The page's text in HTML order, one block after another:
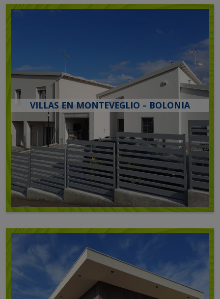
VILLAS EN MONTEVEGLIO – BOLONIA